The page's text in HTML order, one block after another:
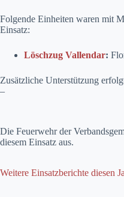
Folgende Einheiten waren mit
Einsatz:
Löschzug Vallendar:
Zusätzliche Unterstützung
–
Die Feuerwehr der
diesem Einsatz aus.
Weitere Einsatzberichte diesen